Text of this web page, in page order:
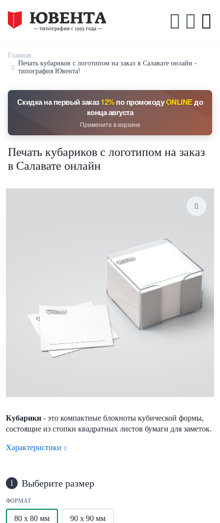
Главная
Печать кубариков с логотипом на заказ в Салавате онлайн -
типография Ювента!
Скидка на первый заказ12%по промокодуONLINEдо
конца августа
Примените в корзине
Печать кубариков с логотипом на заказ
в Салавате онлайн
Кубарики - это компактные блокноты кубической формы,
состоящие из стопки квадратных листов бумаги для заметок.
Характеристики
1 Выберите размер
ФОРМАТ
80 x 80 мм 90 x 90 мм